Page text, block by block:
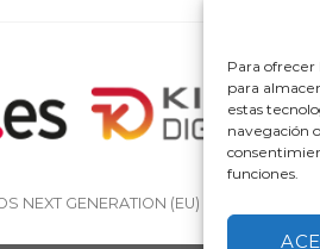
Para ofrecer
para
estas
navegación
funciones.
GENERATION (EU) DEL